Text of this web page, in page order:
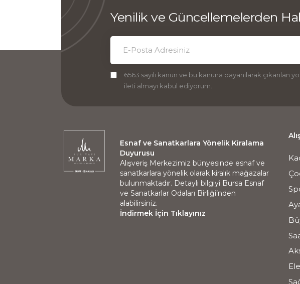
Yenilik ve Güncellemelerden
6563 sayılı kanun ve bu kanuna dayanılarak
ileti almayı kabul ediyorum.
Esnaf ve Sanatkarlara Yönelik Kiralama
Duyurusu
Alışveriş Merkezimiz bünyesinde esnaf ve
sanatkarlara yönelik olarak kiralık mağazalar
bulunmaktadır. Detaylı bilgiyi Bursa Esnaf
ve Sanatkarlar Odaları Birliği’nden
alabilirsiniz.
İndirmek İçin Tıklayınız